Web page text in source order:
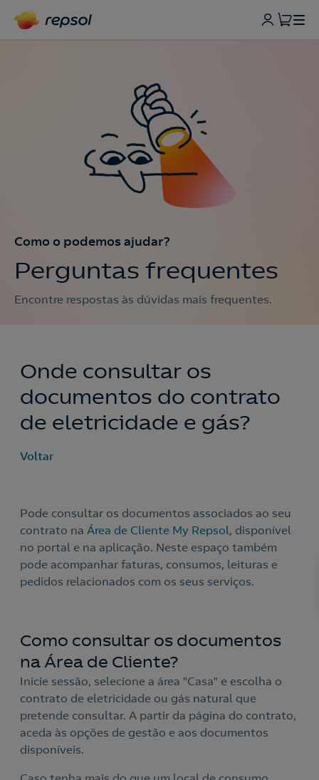
Como o podemos ajudar?
Perguntas frequentes
Encontre respostas às dúvidas mais frequentes.
Onde consultar os
documentos do contrato
de eletricidade e gás?
Voltar
Pode consultar os documentos associados ao seu
contrato na Área de Cliente My Repsol, disponível
no portal e na aplicação. Neste espaço também
pode acompanhar faturas, consumos, leituras e
pedidos relacionados com os seus serviços.
Como consultar os documentos
na Área de Cliente?
Inicie sessão, selecione a área "Casa" e escolha o
contrato de eletricidade ou gás natural que
pretende consultar. A partir da página do contrato,
aceda às opções de gestão e aos documentos
disponíveis.